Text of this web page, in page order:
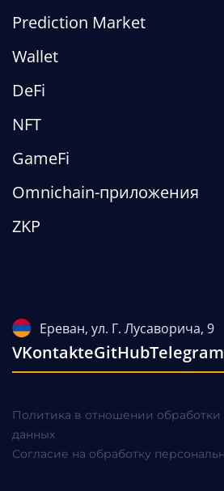
Prediction Market
Wallet
DeFi
NFT
GameFi
Omnichain-приложения
ZKP
Ереван, ул. Г. Лусаворича, 9
VKontakteGitHubTelegram
Политика в отношении обработки
данных
Согласие на обработку